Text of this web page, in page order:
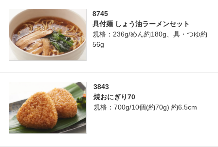
8745
具付麺 しょう油ラーメンセット
規格：236g/めん約180g、具・つゆ約
56g
3843
焼おにぎり70
規格：700g/10個(約70g) 約6.5cm